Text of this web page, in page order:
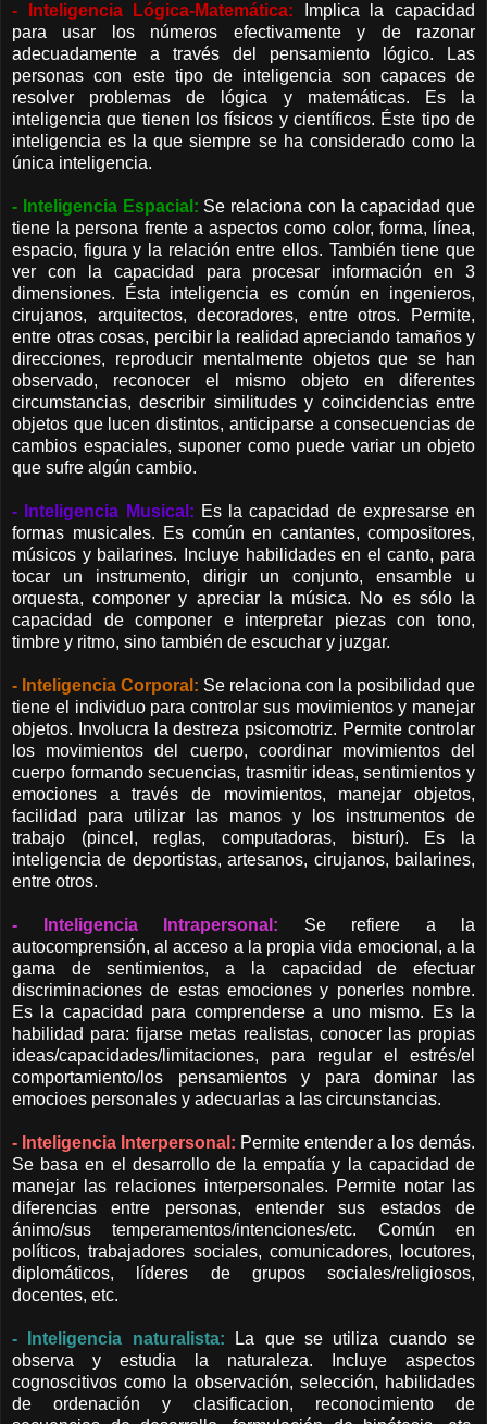
- Inteligencia Lógica-Matemática: Implica la capacidad
para usar los números efectivamente y de razonar
adecuadamente a través del pensamiento lógico. Las
personas con este tipo de inteligencia son capaces de
resolver problemas de lógica y matemáticas. Es la
inteligencia que tienen los físicos y científicos. Éste tipo de
inteligencia es la que siempre se ha considerado como la
única inteligencia.
- Inteligencia Espacial: Se relaciona con la capacidad que
tiene la persona frente a aspectos como color, forma, línea,
espacio, figura y la relación entre ellos. También tiene que
ver con la capacidad para procesar información en 3
dimensiones. Ésta inteligencia es común en ingenieros,
cirujanos, arquitectos, decoradores, entre otros. Permite,
entre otras cosas, percibir la realidad apreciando tamaños y
direcciones, reproducir mentalmente objetos que se han
observado, reconocer el mismo objeto en diferentes
circumstancias, describir similitudes y coincidencias entre
objetos que lucen distintos, anticiparse a consecuencias de
cambios espaciales, suponer como puede variar un objeto
que sufre algún cambio.
- Inteligencia Musical: Es la capacidad de expresarse en
formas musicales. Es común en cantantes, compositores,
músicos y bailarines. Incluye habilidades en el canto, para
tocar un instrumento, dirigir un conjunto, ensamble u
orquesta, componer y apreciar la música. No es sólo la
capacidad de componer e interpretar piezas con tono,
timbre y ritmo, sino también de escuchar y juzgar.
- Inteligencia Corporal: Se relaciona con la posibilidad que
tiene el individuo para controlar sus movimientos y manejar
objetos. Involucra la destreza psicomotriz. Permite controlar
los movimientos del cuerpo, coordinar movimientos del
cuerpo formando secuencias, trasmitir ideas, sentimientos y
emociones a través de movimientos, manejar objetos,
facilidad para utilizar las manos y los instrumentos de
trabajo (pincel, reglas, computadoras, bisturí). Es la
inteligencia de deportistas, artesanos, cirujanos, bailarines,
entre otros.
- Inteligencia Intrapersonal: Se refiere a la
autocomprensión, al acceso a la propia vida emocional, a la
gama de sentimientos, a la capacidad de efectuar
discriminaciones de estas emociones y ponerles nombre.
Es la capacidad para comprenderse a uno mismo. Es la
habilidad para: fijarse metas realistas, conocer las propias
ideas/capacidades/limitaciones, para regular el estrés/el
comportamiento/los pensamientos y para dominar las
emocioes personales y adecuarlas a las circunstancias.
- Inteligencia Interpersonal: Permite entender a los demás.
Se basa en el desarrollo de la empatía y la capacidad de
manejar las relaciones interpersonales. Permite notar las
diferencias entre personas, entender sus estados de
ánimo/sus temperamentos/intenciones/etc. Común en
políticos, trabajadores sociales, comunicadores, locutores,
diplomáticos, líderes de grupos sociales/religiosos,
docentes, etc.
- Inteligencia naturalista:
La que se utiliza cuando se
observa y estudia la naturaleza. Incluye aspectos
cognoscitivos como la observación, selección, habilidades
de ordenación y clasificacion, reconocimiento de